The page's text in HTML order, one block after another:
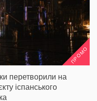
ПРОМО
перетворили на
іспанського